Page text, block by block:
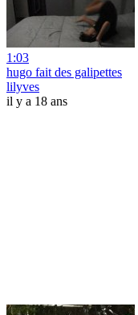
1:03
hugo fait des galipettes
lilyves
il y a 18 ans